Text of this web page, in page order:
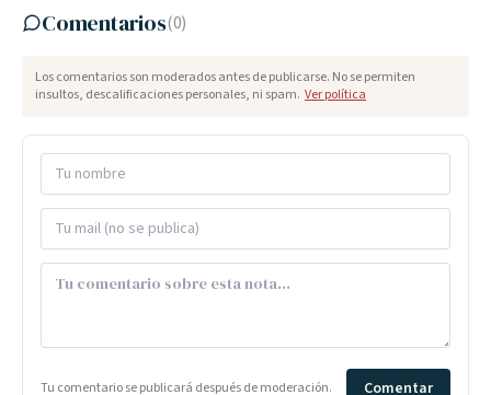
Comentarios(0)
Los comentarios son moderados antes de publicarse. No se permiten
insultos, descalificaciones personales, ni spam. Ver política
Tu comentario se publicará después de moderación. Comentar